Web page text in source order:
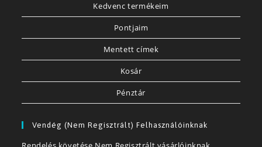
Kedvenc termékeim
Pontjaim
Mentett címek
Kosár
Pénztár
Vendég (nem Regisztrált) Felhasználóinknak